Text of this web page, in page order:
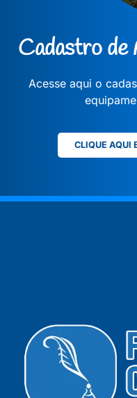
Cadastro
Acesse aqui o
CLIQUE AQUI